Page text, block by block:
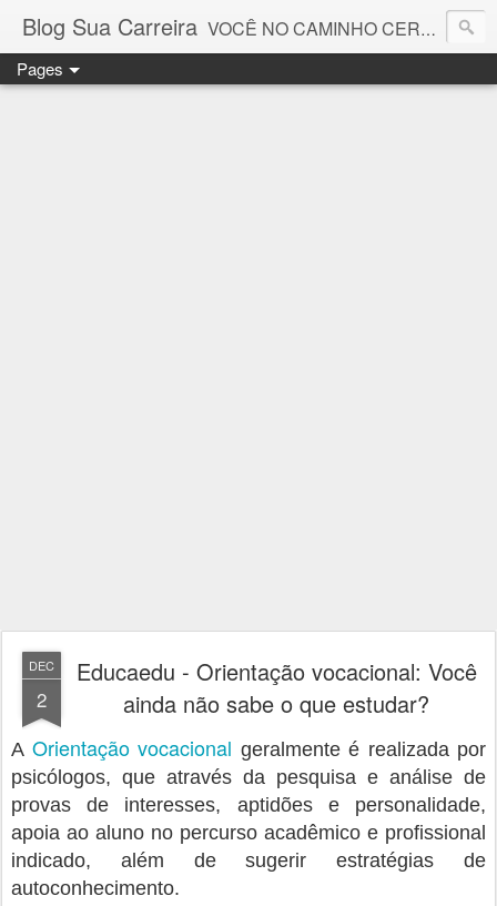
Blog Sua Carreira VOCÊ NO CAMINHO CERTO! 🤓💻🚀
Pages
DEC
2
Educaedu - Orientação vocacional: Você
ainda não sabe o que estudar?
A Orientação vocacional geralmente é realizada por
psicólogos, que através da pesquisa e análise de
provas de interesses, aptidões e personalidade,
apoia ao aluno no percurso acadêmico e profissional
indicado, além de sugerir estratégias de
autoconhecimento.